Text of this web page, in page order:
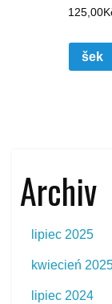
125,00
šek
Archiv
lipiec 2025
kwiecień
lipiec 2024